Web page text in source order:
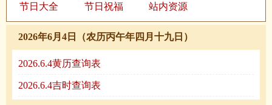
节日大全
节日祝福 站内资源
2026年6月4日（农历丙午年四月十九日）
2026.6.4黄历查询表
2026.6.4吉时查询表